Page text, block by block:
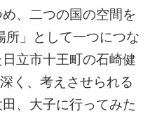
、二つの国の空間を
所」として一つにつな
立市十王町の石崎健
く、考えさせられる
、大子に行ってみた